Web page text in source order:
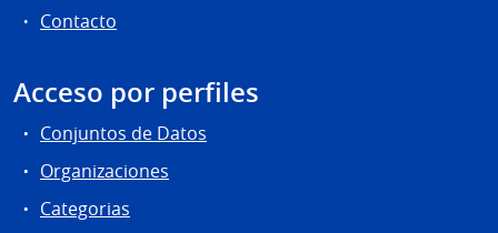
Contacto
Acceso por perfiles
Conjuntos de Datos
Organizaciones
Categorias